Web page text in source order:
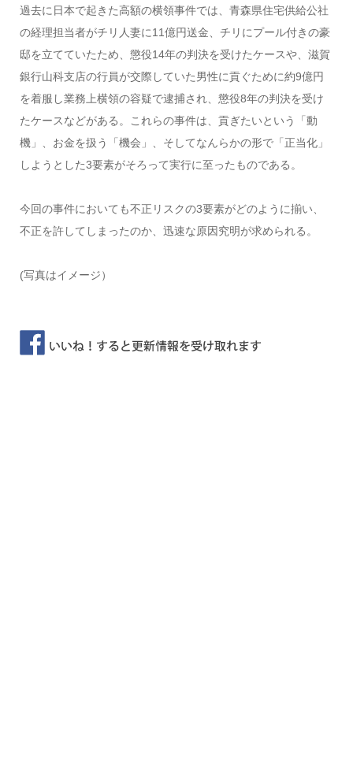
過去に日本で起きた高額の横領事件では、青森県住宅供給公社
の経理担当者がチリ人妻に11億円送金、チリにプール付きの豪
邸を立てていたため、懲役14年の判決を受けたケースや、滋賀
銀行山科支店の行員が交際していた男性に貢ぐために約9億円
を着服し業務上横領の容疑で逮捕され、懲役8年の判決を受け
たケースなどがある。これらの事件は、貢ぎたいという「動
機」、お金を扱う「機会」、そしてなんらかの形で「正当化」
しようとした3要素がそろって実行に至ったものである。
今回の事件においても不正リスクの3要素がどのように揃い、
不正を許してしまったのか、迅速な原因究明が求められる。
(写真はイメージ）